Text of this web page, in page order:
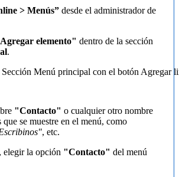
> Menús” desde el administrador de
elemento" dentro de la sección
.
"Contacto" o cualquier otro nombre
se muestre en el menú, como
, etc.
, elegir la opción "Contacto" del menú